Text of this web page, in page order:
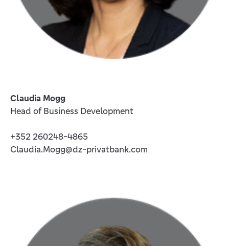
Claudia Mogg
Head of Business Development
+352 260248-4865
Claudia.Mogg@dz-privatbank.com